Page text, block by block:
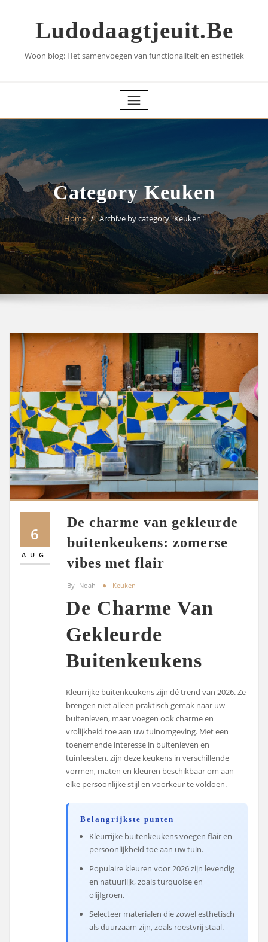
Ludodaagtjeuit.be
Woon blog: Het samenvoegen van functionaliteit en esthetiek
Category Keuken
Home Archive by category "Keuken"
6
AUG
De charme van gekleurde
buitenkeukens: zomerse
vibes met flair
By Noah Keuken
De Charme Van
Gekleurde
Buitenkeukens
Kleurrijke buitenkeukens zijn dé trend van 2026. Ze
brengen niet alleen praktisch gemak naar uw
buitenleven, maar voegen ook charme en
vrolijkheid toe aan uw tuinomgeving. Met een
toenemende interesse in buitenleven en
tuinfeesten, zijn deze keukens in verschillende
vormen, maten en kleuren beschikbaar om aan
elke persoonlijke stijl en voorkeur te voldoen.
Belangrijkste punten
Kleurrijke buitenkeukens voegen flair en
persoonlijkheid toe aan uw tuin.
Populaire kleuren voor 2026 zijn levendig
en natuurlijk, zoals turquoise en
olijfgroen.
Selecteer materialen die zowel esthetisch
als duurzaam zijn, zoals roestvrij staal.